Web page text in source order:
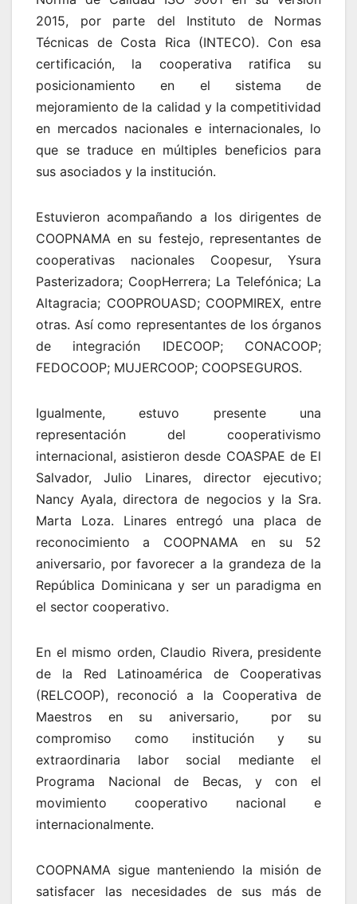
2015, por parte del Instituto de Normas
Técnicas de Costa Rica (INTECO). Con esa
certificación, la cooperativa ratifica su
posicionamiento en el sistema de
mejoramiento de la calidad y la competitividad
en mercados nacionales e internacionales, lo
que se traduce en múltiples beneficios para
sus asociados y la institución.
Estuvieron acompañando a los dirigentes de
COOPNAMA en su festejo, representantes de
cooperativas nacionales Coopesur, Ysura
Pasterizadora; CoopHerrera; La Telefónica; La
Altagracia; COOPROUASD; COOPMIREX, entre
otras. Así como representantes de los órganos
de integración IDECOOP; CONACOOP;
FEDOCOOP; MUJERCOOP; COOPSEGUROS.
Igualmente, estuvo presente una
representación del cooperativismo
internacional, asistieron desde COASPAE de El
Salvador, Julio Linares, director ejecutivo;
Nancy Ayala, directora de negocios y la Sra.
Marta Loza. Linares entregó una placa de
reconocimiento a COOPNAMA en su 52
aniversario, por favorecer a la grandeza de la
República Dominicana y ser un paradigma en
el sector cooperativo.
En el mismo orden, Claudio Rivera, presidente
de la Red Latinoamérica de Cooperativas
(RELCOOP), reconoció a la Cooperativa de
Maestros en su aniversario, por su
compromiso como institución y su
extraordinaria labor social mediante el
Programa Nacional de Becas, y con el
movimiento cooperativo nacional e
internacionalmente.
COOPNAMA sigue manteniendo la misión de
satisfacer las necesidades de sus más de